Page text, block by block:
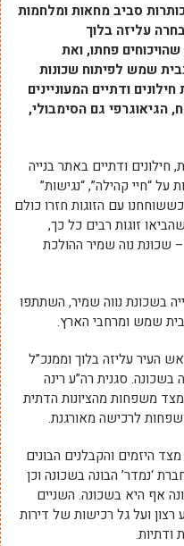
סביב מחאות ומלחמות
עליזה בלוך
פחתו, ואת
שמש לפיתוח שכונות
ודתיים המעוניינים
הגיאוגרפי גם הסימבולי,
חילונים ודתיים באתר בנייה
“חיי קהילה”, “נגישות”
עם הזוגות חזרו כולם
זוגות רבים כל כך,
שכונת נוה שמיר ההולכת
בשכונת נווה שמיר, השתתפו
שמש ומרחבי הארץ.
העיר עליזה בלוך וממנכ”ל
בשכונה. סגנית רה”ע רינה
מצד משפחות מהציונות הדתית
לרכישה מאורגנת.
היזמים והקבלנים הבונים
‘נמדר’ הבונה בשכונה וכן
אף היא בשכונה. השניים
ועל גל רכישות של דירות
ודתיות.